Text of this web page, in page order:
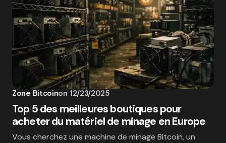
Zone Bitcoinon 12/23/2025
Top 5 des meilleures boutiques pour
acheter du matériel de minage en Europe
Vous cherchez une machine de minage Bitcoin, un